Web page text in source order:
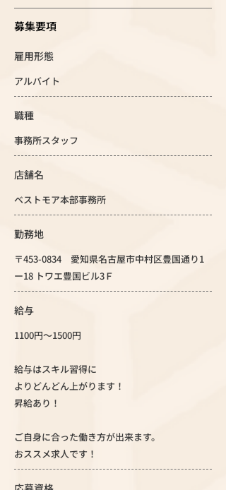
募集要項
雇用形態
アルバイト
職種
事務所スタッフ
店舗名
ベストモア本部事務所
勤務地
〒453-0834 愛知県名古屋市中村区豊国通り1
ー18 トワエ豊国ビル3Ｆ
給与
1100円～1500円
給与はスキル習得に
よりどんどん上がります！
昇給あり！
ご自身に合った働き方が出来ます。
おススメ求人です！